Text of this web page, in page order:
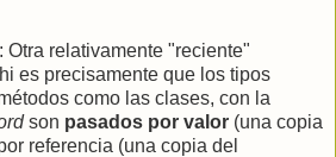
: Otra relativamente "reciente"
es precisamente que los tipos
como las clases, con la
son pasados por valor (una copia
referencia (una copia del